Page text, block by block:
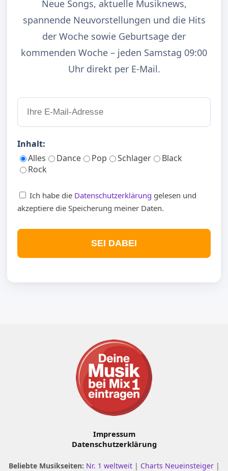
Neue Songs, aktuelle Musiknews,
spannende Neuvorstellungen und die Hits
der Woche sowie Geburtsage der
kommenden Woche – jeden Samstag 09:00
Uhr direkt per E-Mail.
Inhalt:
Alles
Dance Pop Schlager
Black
Rock
Ich habe die Datenschutzerklärung gelesen und
akzeptiere die Speicherung meiner Daten.
SEI DABEI
Impressum
Datenschutzerklärung
Beliebte Musikseiten: Nr. 1 weltweit | Charts Neueinsteiger |